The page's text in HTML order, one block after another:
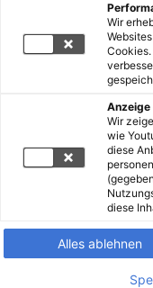
Wir
Anzeige
Wir
wie
diese
diese
Alles ablehnen